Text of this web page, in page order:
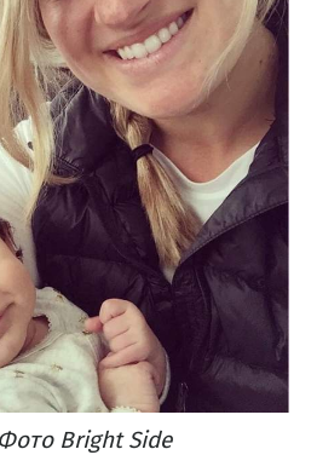
Bright Side